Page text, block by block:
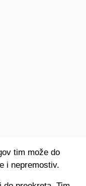
tim može do
i nepremostiv.